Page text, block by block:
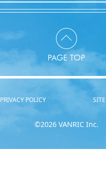
PRIVACY POLICY
©2026 VANRIC Inc.